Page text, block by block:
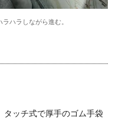
ハラしながら進む。
タッチ式で厚手のゴム手袋